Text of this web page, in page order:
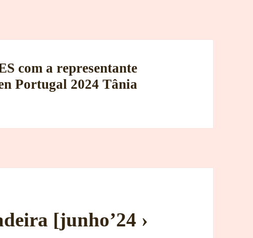
com a representante
Portugal 2024 Tânia
[junho’24 ›